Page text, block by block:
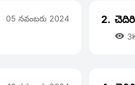
05 నవంబరు 2024 2.
